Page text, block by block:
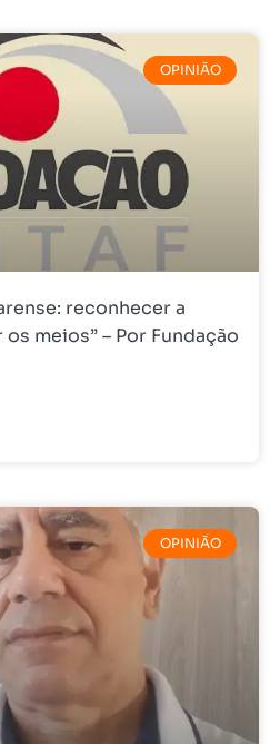
OPINIÃO
reconhecer a
meios” – Por Fundação
OPINIÃO